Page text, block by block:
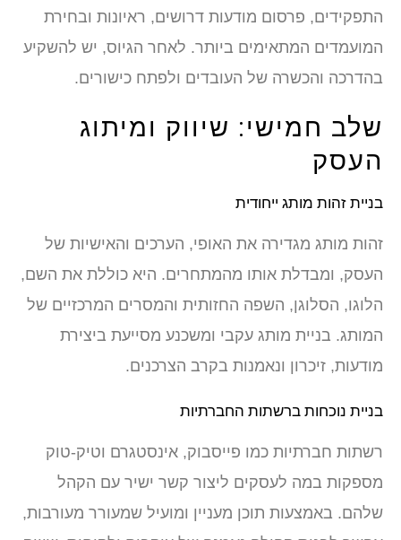
התפקידים, פרסום מודעות דרושים, ראיונות ובחירת
המועמדים המתאימים ביותר. לאחר הגיוס, יש להשקיע
בהדרכה והכשרה של העובדים ולפתח כישורים.
שלב חמישי: שיווק ומיתוג
העסק
בניית זהות מותג ייחודית
זהות מותג מגדירה את האופי, הערכים והאישיות של
העסק, ומבדלת אותו מהמתחרים. היא כוללת את השם,
הלוגו, הסלוגן, השפה החזותית והמסרים המרכזיים של
המותג. בניית מותג עקבי ומשכנע מסייעת ביצירת
מודעות, זיכרון ונאמנות בקרב הצרכנים.
בניית נוכחות ברשתות החברתיות
רשתות חברתיות כמו פייסבוק, אינסטגרם וטיק-טוק
מספקות במה לעסקים ליצור קשר ישיר עם הקהל
שלהם. באמצעות תוכן מעניין ומועיל שמעורר מעורבות,